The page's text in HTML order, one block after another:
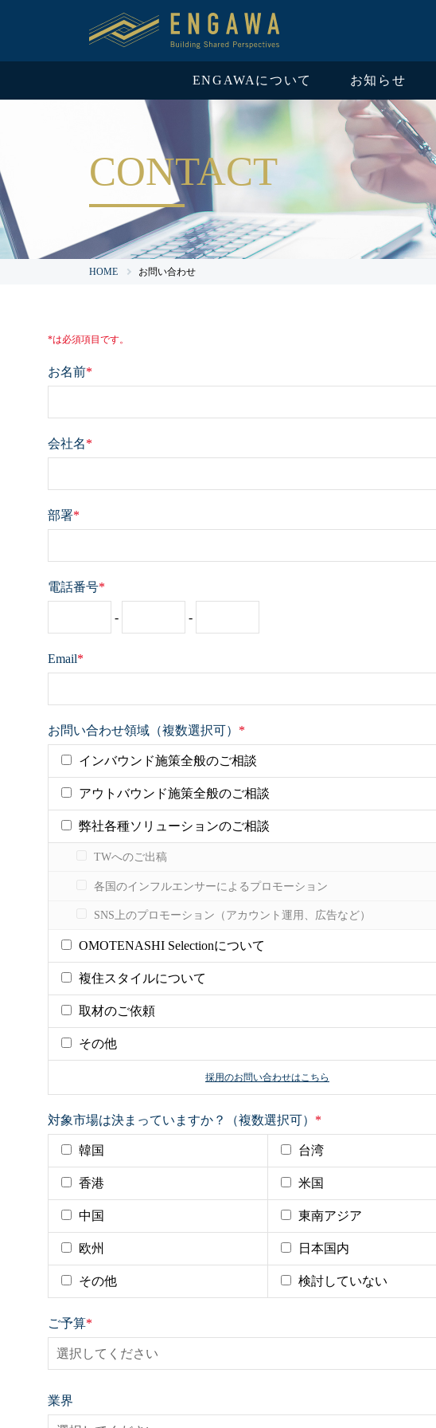
ENGAWAについて お知らせ
CONTACT
HOME お問い合わせ
*は必須項目です。
お名前*
会社名*
部署*
電話番号*
- -
Email*
お問い合わせ領域（複数選択可） *
インバウンド施策全般のご相談
アウトバウンド施策全般のご相談
弊社各種ソリューションのご相談
TWへのご出稿
各国のインフルエンサーによるプロモーション
SNS上のプロモーション（アカウント運用、広告など）
OMOTENASHI Selectionについて
複住スタイルについて
取材のご依頼
その他
採用のお問い合わせはこちら
対象市場は決まっていますか？（複数選択可） *
韓国 台湾
香港 米国
中国 東南アジア
欧州 日本国内
その他 検討していない
ご予算*
業界